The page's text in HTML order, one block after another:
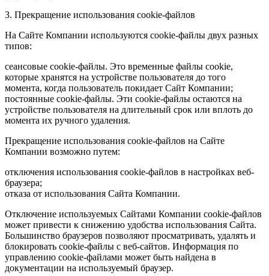
3. Прекращение использования cookie-файлов
На Сайте Компании используются cookie-файлы двух разных
типов:
сеансовые cookie-файлы. Это временные файлы cookie,
которые хранятся на устройстве пользователя до того
момента, когда пользователь покидает Сайт Компании;
постоянные cookie-файлы. Эти cookie-файлы остаются на
устройстве пользователя на длительный срок или вплоть до
момента их ручного удаления.
Прекращение использования cookie-файлов на Сайте
Компании возможно путем:
отключения использования cookie-файлов в настройках веб-
браузера;
отказа от использования Сайта Компании.
Отключение используемых Сайтами Компании cookie-файлов
может привести к снижению удобства использования Сайта.
Большинство браузеров позволяют просматривать, удалять и
блокировать cookie-файлы c веб-сайтов. Информация по
управлению cookie-файлами может быть найдена в
документации на используемый браузер.